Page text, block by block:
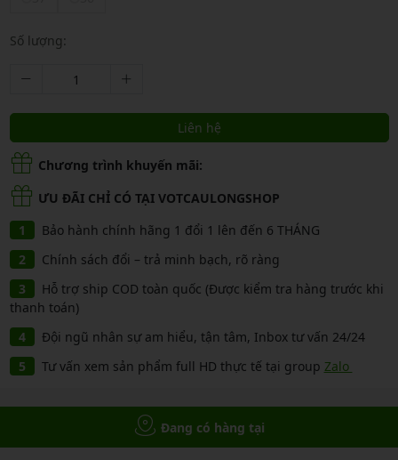
Số lượng:
Liên hệ
Chương trình khuyến mãi:
ƯU ĐÃI CHỈ CÓ TẠI VOTCAULONGSHOP
Bảo hành chính hãng 1 đổi 1 lên đến 6 THÁNG
Chính sách đổi – trả minh bạch, rõ ràng
Hỗ trợ ship COD toàn quốc (Được kiểm tra hàng trước khi
thanh toán)
Đội ngũ nhân sự am hiểu, tận tâm, Inbox tư vấn 24/24
Tư vấn xem sản phẩm full HD thực tế tại group Zalo
Đang có hàng tại